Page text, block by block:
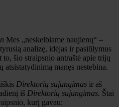
Mes „neskelbiame naujienų“ –
analizę, idėjas ir pasiūlymus
šio straipsnio antraštė apie trijų
manęs nestebina.
Direktorių sujungimas ir aš
iš Direktorių sujungimas. Štai
kurį gavau: